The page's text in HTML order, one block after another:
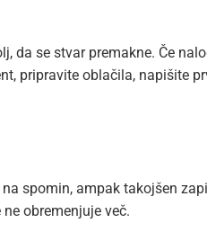
da se stvar premakne. Če
pripravite oblačila, napišite
spomin, ampak takojšen
obremenjuje več.